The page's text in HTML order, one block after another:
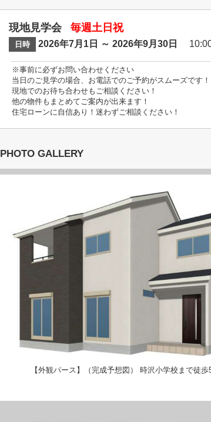
現地見学会 毎週土日祝
日時 2026年7月1日 ～ 2026年9月30日
※事前に必ずお問い合わせください
当日のご見学の場合、お電話でのご予約がスムーズです！
現地でのお待ち合わせもご相談ください！
他の物件もまとめてご案内が出来ます！
住宅ローンに自信あり！迷わずご相談ください！
PHOTO GALLERY
【外観パース】（完成予想図） 時沢小学校まで徒歩